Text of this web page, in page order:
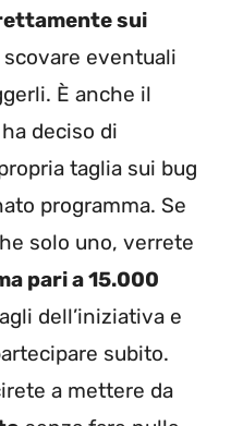
sui
scovare eventuali
È anche il
deciso di
taglia sui bug
programma. Se
solo uno, verrete
pari a 15.000
dell’iniziativa e
subito.
a mettere da